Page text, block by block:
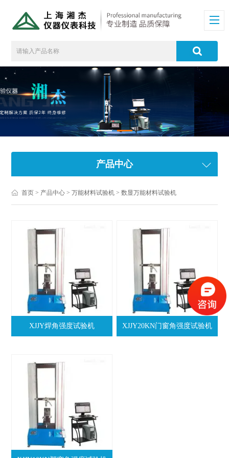
产品中心
首页 > 产品中心 >万能材料试验机 >数显万能材料试验机
XJJY焊角强度试验机 XJJY20KN门窗角强度试验机